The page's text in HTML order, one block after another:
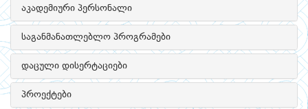
აკადემიური პერსონალი
საგანმანათლებლო პროგრამები
დაცული დისერტაციები
პროექტები